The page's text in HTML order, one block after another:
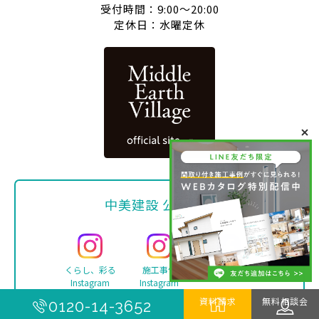
0120-14-3652 資料請求 無料相談会
受付時間：9:00〜20:00
定休日：水曜定休
中美建設 公式SNS
くらし、彩る
Instagram
施工事例
Instagram
Facebook